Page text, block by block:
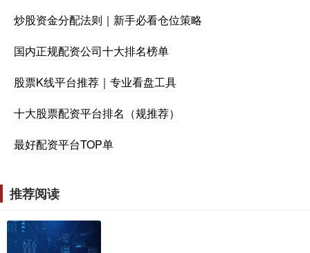
炒股资金分配法则｜新手必看仓位策略
国内正规配资公司十大排名榜单
股票K线平台推荐｜专业看盘工具
十大股票配资平台排名（规推荐）
最好配资平台TOP单
推荐阅读